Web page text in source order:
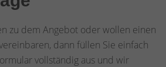
zu dem Angebot oder wollen einen
dann füllen Sie einfach
vollständig aus und wir